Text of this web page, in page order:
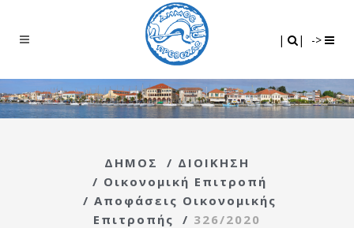
| | ->
ΔΗΜΟΣ / ΔΙΟΙΚΗΣΗ
/ Οικονομική Επιτροπή
/ Αποφάσεις Οικονομικής
Επιτροπής
/ 326/2020